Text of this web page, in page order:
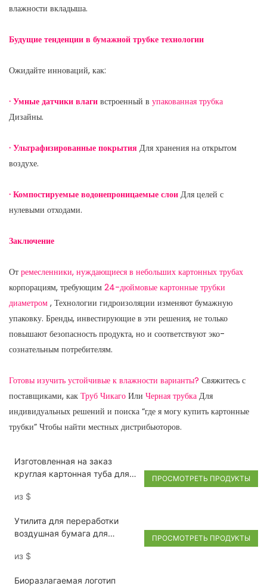
влажности вкладыша.
Будущие тенденции в бумажной трубке технологии
Ожидайте инноваций, как:
· Умные датчики влаги встроенный в упакованная трубка
Дизайны.
· Ультрафизированные покрытия Для хранения на открытом
воздухе.
· Компостируемые водонепроницаемые слои Для целей с
нулевыми отходами.
Заключение
От ремесленники, нуждающиеся в небольших картонных трубах
корпорациям, требующим 24-дюймовые картонные трубки
диаметром , Технологии гидроизоляции изменяют бумажную
упаковку. Бренды, инвестирующие в эти решения, не только
повышают безопасность продукта, но и соответствуют эко-
сознательным потребителям.
Готовы изучить устойчивые к влажности варианты? Свяжитесь с
поставщиками, как Труб Чикаго Или Черная трубка Для
индивидуальных решений и поиска “где я могу купить картонные
трубки” Чтобы найти местных дистрибьюторов.
Изготовленная на заказ
круглая картонная туба для
логотипом для подарочной
уходу за кожей.
из $
ПРОСМОТРЕТЬ ПРОДУКТЫ
Утилита для переработки
воздушная бумага для
трубке цилиндра
кошачья упаковочная
из $
ПРОСМОТРЕТЬ ПРОДУКТЫ
Биоразлагаемая логотип